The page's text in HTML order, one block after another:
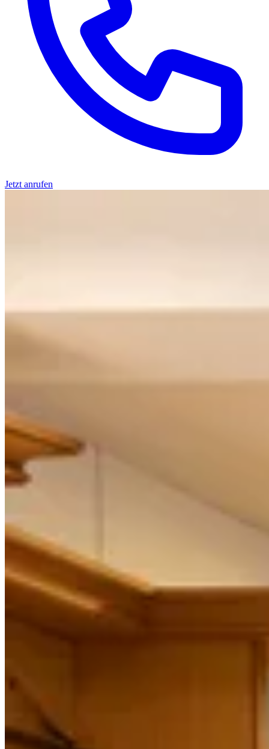
Jetzt anrufen